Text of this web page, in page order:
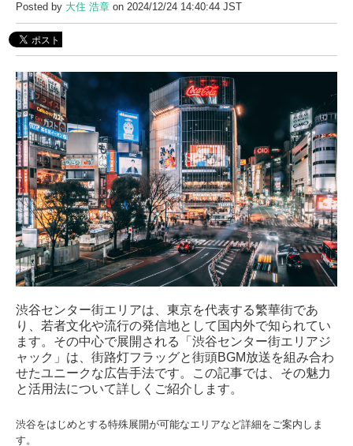
Posted by 大住 浩章 on 2024/12/24 14:40:44 JST
渋谷センター街エリアは、東京を代表する繁華街であ
り、若者文化や流行の発信地として国内外で知られてい
ます。その中心で展開される「渋谷センター街エリアジ
ャック」は、街路灯フラッグと街頭BGM放送を組み合わ
せたユニークな広告手法です。この記事では、その魅力
と活用法について詳しくご紹介します。
渋谷をはじめとする特殊展開が可能なエリアなど詳細をご案内しま
す。